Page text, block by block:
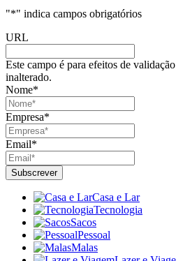
"*" indica campos obrigatórios
URL
Este campo é para efeitos de
inalterado.
Nome*
Empresa*
Email*
Casa e Lar
Tecnologia
Sacos
Pessoal
Malas